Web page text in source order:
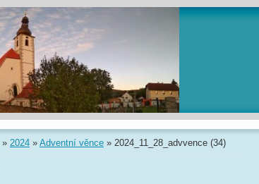
» 2024 » Adventní věnce » 2024_11_28_advvence (34)